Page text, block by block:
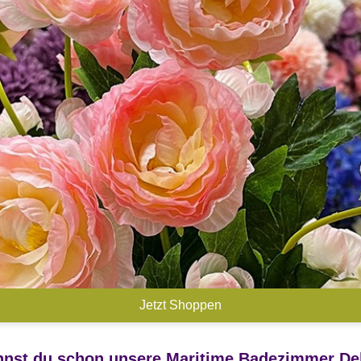
Jetzt Shoppen